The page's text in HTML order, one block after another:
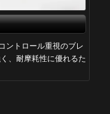
ントロール重視のブレ
、耐摩耗性に優れるた